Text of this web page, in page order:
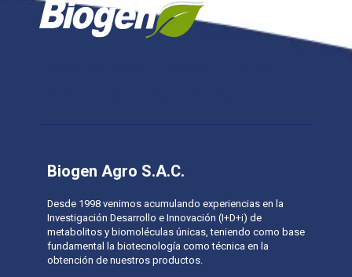
Biogen Agro S.A.C.
Desde 1998 venimos acumulando experiencias en la
Investigación Desarrollo e Innovación (I+D+i) de
metabolitos y biomoléculas únicas, teniendo como base
fundamental la biotecnología como técnica en la
obtención de nuestros productos.